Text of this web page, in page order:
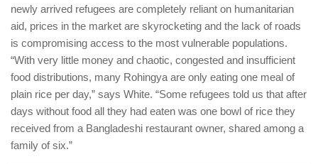
newly arrived refugees are completely reliant on humanitarian
aid, prices in the market are skyrocketing and the lack of roads
is compromising access to the most vulnerable populations.
“With very little money and chaotic, congested and insufficient
food distributions, many Rohingya are only eating one meal of
plain rice per day,” says White. “Some refugees told us that after
days without food all they had eaten was one bowl of rice they
received from a Bangladeshi restaurant owner, shared among a
family of six.”